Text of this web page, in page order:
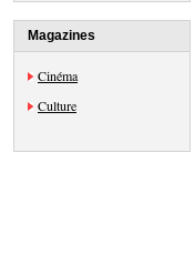
Magazines
Cinéma
Culture